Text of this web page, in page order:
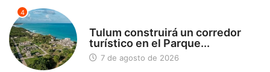
4
Tulum construirá un corredor
turístico en el Parque...
7 de agosto de 2026